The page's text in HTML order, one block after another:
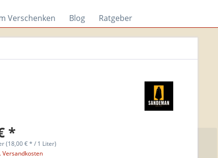
Verschenken Blog Ratgeber
*
(18,00 € * / 1 Liter)
Versandkosten